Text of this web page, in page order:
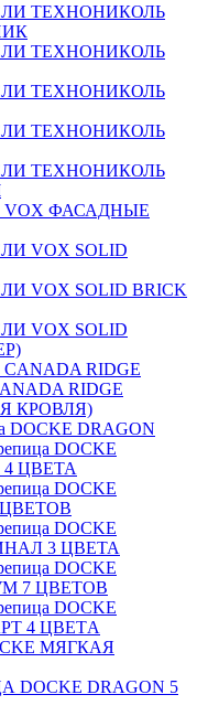
ТЕХНОНИКОЛЬ
ТЕХНОНИКОЛЬ
ТЕХНОНИКОЛЬ
ТЕХНОНИКОЛЬ
ТЕХНОНИКОЛЬ
ФАСАДНЫЕ
VOX SOLID
VOX SOLID BRICK
VOX SOLID
RIDGE
КРОВЛЯ)
DOCKE DRAGON
DOCKE
4 ЦВЕТА
DOCKE
DOCKE
3 ЦВЕТА
DOCKE
7 ЦВЕТОВ
DOCKE
4 ЦВЕТA
МЯГКАЯ
DRAGON 5